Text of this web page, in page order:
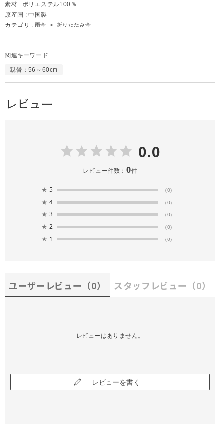
素材 : ポリエステル100％
原産国 : 中国製
カテゴリ : 雨傘 > 折りたたみ傘
関連キーワード
親骨：56～60cm
レビュー
0.0
レビュー件数： 0件
★ 5 (0)
★ 4 (0)
★ 3 (0)
★ 2 (0)
★ 1 (0)
ユーザーレビュー （0） スタッフレビュー （0）
レビューはありません。
レビューを書く